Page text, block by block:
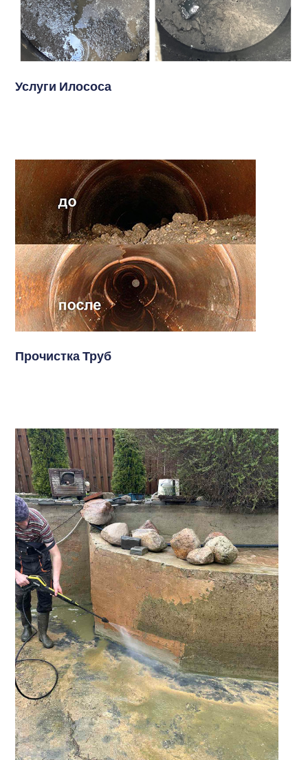
Услуги Илососа
Прочистка Труб